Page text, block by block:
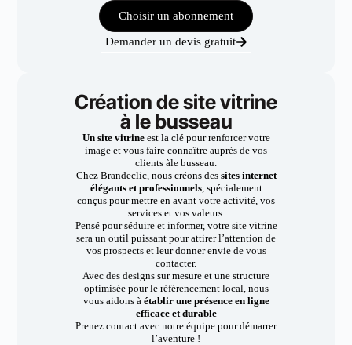
Choisir un abonnement
Demander un devis gratuit
Création de site vitrine
à le busseau
Un site vitrineest la clé pour renforcer votre
image et vous faire connaître auprès de vos
clients àle busseau.
Chez Brandeclic, nous créons dessites internet
élégants et professionnels, spécialement
conçus pour mettre en avant votre activité, vos
services et vos valeurs.
Pensé pour séduire et informer, votre site vitrine
sera un outil puissant pour attirer l’attention de
vos prospects et leur donner envie de vous
contacter.
Avec des designs sur mesure et une structure
optimisée pour le référencement local, nous
vous aidons à établir une présence en ligne
efficace et durable
Prenez contact avec notre équipe pour démarrer
l’aventure !